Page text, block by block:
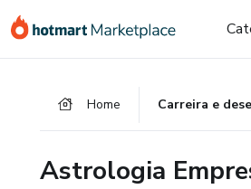
para
para
para
Home Carreira e
Astrologia